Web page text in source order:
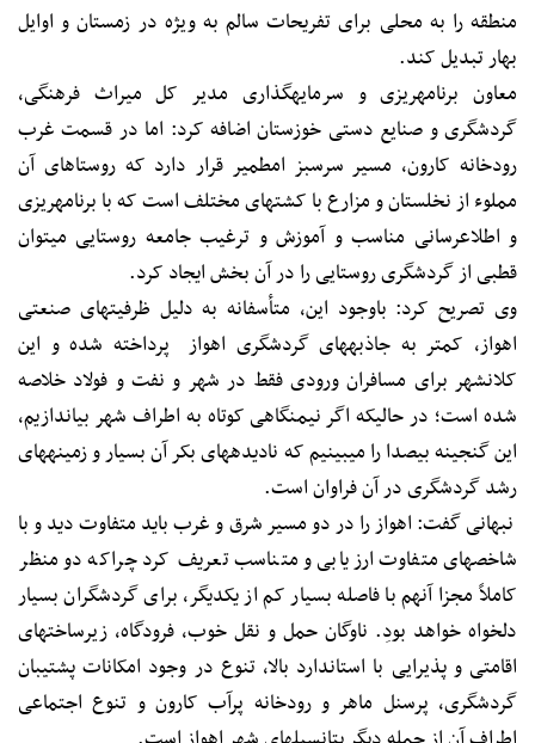
منطقه را به محلی برای تفریحات سالم به ویژه در زمستان و اوایل
بهار تبدیل کند.
معاون برنامه‎ریزی و سرمایه‎گذاری مدیر ‎کل میراث فرهنگی،
گردشگری و صنایع دستی خوزستان اضافه کرد: اما در قسمت غرب
رودخانه کارون، مسیر سرسبز ام‎طمیر قرار دارد که روستاهای آن
مملوء از نخلستان و مزارع با کشت‎های مختلف است که با برنامه‎ریزی
و اطلاع‎رسانی مناسب و آموزش و ترغیب جامعه روستایی می‎توان
قطبی از گردشگری روستایی را در آن بخش ایجاد کرد.
وی تصریح کرد: باوجود این، متأسفانه به دلیل ظرفیت‎های صنعتی
اهواز، کمتر به جاذبه‎های گردشگری اهواز پرداخته شده و این
کلان‎شهر برای مسافران ورودی فقط در شهر و نفت و فولاد خلاصه
شده است؛ در حالی‎که اگر نیم‎نگاهی کوتاه به اطراف شهر بیاندازیم،
این گنجینه بی‎صدا را می‎بینیم که نادیده‎های بکر آن بسیار و زمینه‎های
رشد گردشگری در آن فراوان است.
نبهانی گفت: اهواز را در دو مسیر شرق و غرب باید متفاوت دید و با
شاخص‎های متفاوت ارزیابی و متناسب تعریف کرد چراکه دو منظر
کاملاً مجزا آن‎هم با فاصله بسیار کم از یکدیگر، برای گردشگران بسیار
دلخواه خواهد بودِ. ناوگان حمل و نقل خوب، فرودگاه، زیرساخت‎های
اقامتی و پذیرایی با استاندارد بالا، تنوع در وجود امکانات پشتیبان
گردشگری، پرسنل ماهر و رودخانه پرآب کارون و تنوع اجتماعی